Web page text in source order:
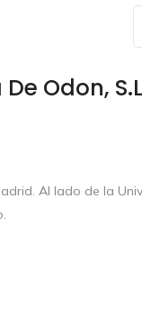
Odon,
Al lado de la